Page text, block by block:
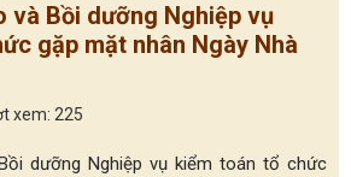
và Bồi dưỡng Nghiệp vụ
gặp mặt nhân Ngày Nhà
xem: 225
dưỡng Nghiệp vụ kiểm toán tổ chức